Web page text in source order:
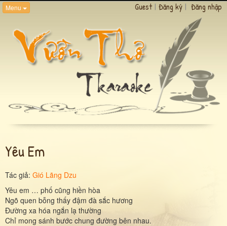
Menu Guest | Đăng ký | Đăng nhập
Yêu Em
Tác giả: Gió Lãng Dzu
Yêu em … phố cũng hiền hòa
Ngõ quen bỗng thấy đậm đà sắc hương
Đường xa hóa ngắn lạ thường
Chỉ mong sánh bước chung đường bên nhau.